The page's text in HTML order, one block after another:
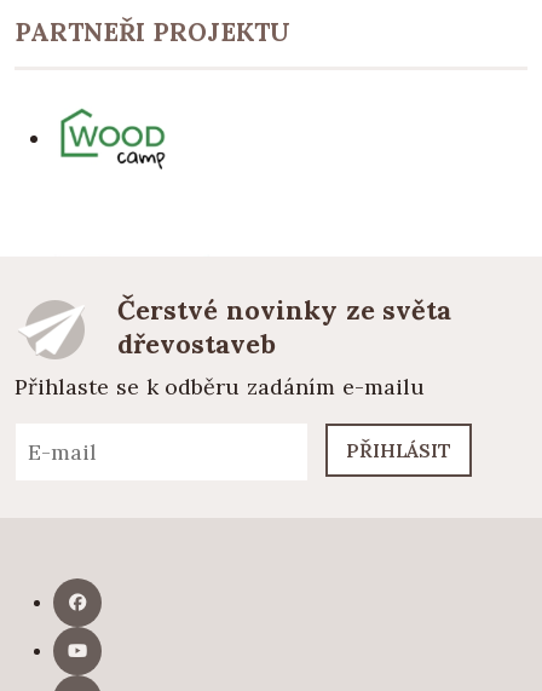
PARTNEŘI PROJEKTU
Čerstvé novinky ze světa
dřevostaveb
Přihlaste se k odběru zadáním e-mailu
PŘIHLÁSIT